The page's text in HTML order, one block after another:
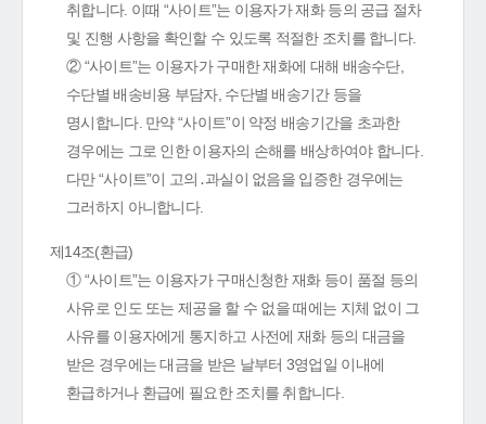
취합니다. 이때 “사이트”는 이용자가 재화 등의 공급 절차
및 진행 사항을 확인할 수 있도록 적절한 조치를 합니다.
② “사이트”는 이용자가 구매한 재화에 대해 배송수단,
수단별 배송비용 부담자, 수단별 배송기간 등을
명시합니다. 만약 “사이트”이 약정 배송기간을 초과한
경우에는 그로 인한 이용자의 손해를 배상하여야 합니다.
다만 “사이트”이 고의․과실이 없음을 입증한 경우에는
그러하지 아니합니다.
제14조(환급)
① “사이트”는 이용자가 구매신청한 재화 등이 품절 등의
사유로 인도 또는 제공을 할 수 없을 때에는 지체 없이 그
사유를 이용자에게 통지하고 사전에 재화 등의 대금을
받은 경우에는 대금을 받은 날부터 3영업일 이내에
환급하거나 환급에 필요한 조치를 취합니다.